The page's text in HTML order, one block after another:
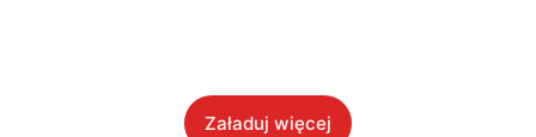
Załaduj więcej